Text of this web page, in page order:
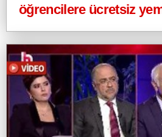
öğrencilere ücretsiz